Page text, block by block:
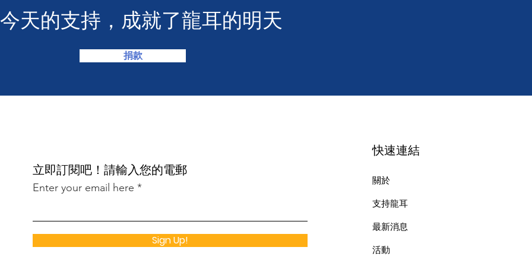
天的支持，成就了龍耳的明天
捐款
​立即訂閱吧！請輸入您的電郵
Enter your email here
Sign Up!
快速連結
關於
支持龍耳
最新消息
​活動